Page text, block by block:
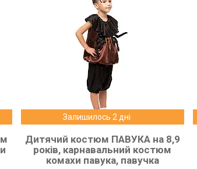
Залишилось 2 дні
Дитячий костюм ПАВУКА на 8,9
років, карнавальний костюм
комахи павука, павучка